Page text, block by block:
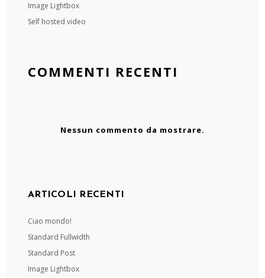
Image Lightbox
Self hosted video
COMMENTI RECENTI
Nessun commento da mostrare.
ARTICOLI RECENTI
Ciao mondo!
Standard Fullwidth
Standard Post
Image Lightbox